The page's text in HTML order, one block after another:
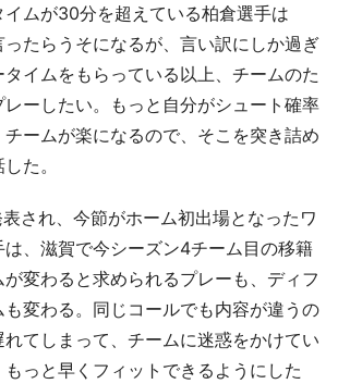
ムが30分を超えている柏倉選手は
ったらうそになるが、言い訳にしか過ぎ
イムをもらっている以上、チームのた
ーしたい。もっと自分がシュート確率
ームが楽になるので、そこを突き詰め
た。
され、今節がホーム初出場となったワ
、滋賀で今シーズン4チーム目の移籍
変わると求められるプレーも、ディフ
も変わる。同じコールでも内容が違うの
てしまって、チームに迷惑をかけてい
っと早くフィットできるようにした